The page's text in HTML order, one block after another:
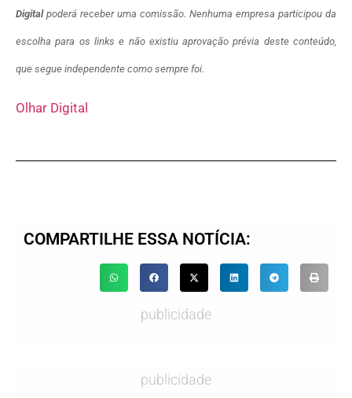
Digitalpoderá receber uma comissão. Nenhuma empresa participou da
escolha para os links e não existiu aprovação prévia deste conteúdo,
que segue independente como sempre foi.
Olhar Digital
COMPARTILHE ESSA NOTÍCIA:
publicidade
publicidade